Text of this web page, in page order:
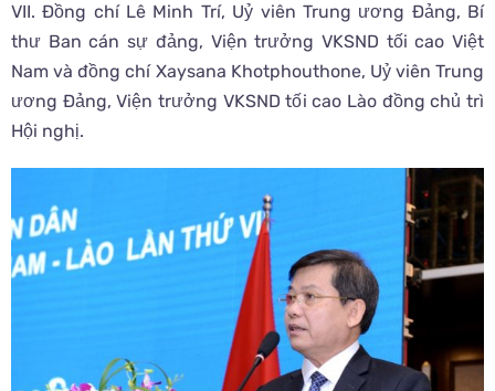
VII. Đồng chí Lê Minh Trí, Uỷ viên Trung ương Đảng, Bí
thư Ban cán sự đảng, Viện trưởng VKSND tối cao Việt
Nam và đồng chí Xaysana Khotphouthone, Uỷ viên Trung
ương Đảng, Viện trưởng VKSND tối cao Lào đồng chủ trì
Hội nghị.